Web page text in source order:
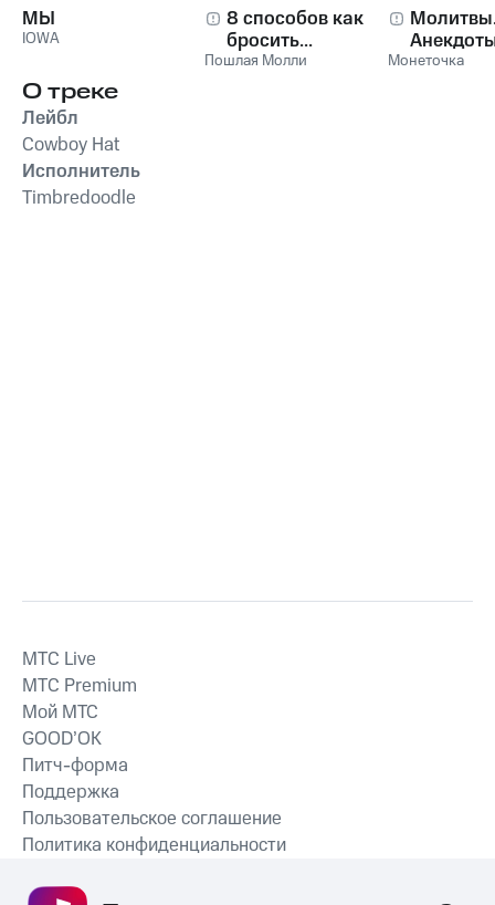
МЫ
IOWA
8 способов как
бросить...
Пошлая Молли Монеточка
О треке
Лейбл
Cowboy Hat
Исполнитель
Timbredoodle
MTС Live
MTС Premium
Мой МТС
GOOD’OK
Питч-форма
Поддержка
Пользовательское соглашение
Политика конфиденциальности